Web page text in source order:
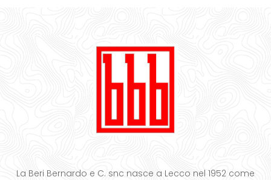
La Beri Bernardo e C. snc nasce a Lecco nel 1952 come